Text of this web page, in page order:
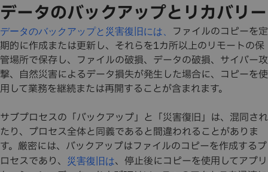
データのバックアップとリカバリー
データのバックアップと災害復旧には、 ファイルのコピーを定
期的に作成または更新し、それらを1カ所以上のリモートの保
管場所で保存し、ファイルの破損、データの破損、サイバー攻
撃、自然災害によるデータ損失が発生した場合に、コピーを使
用して業務を継続または再開することが含まれます。
サブプロセスの「バックアップ」と「災害復旧」は、混同され
たり、プロセス全体と同義であると間違われることがありま
す。厳密には、バックアップはファイルのコピーを作成するプ
ロセスであり、 災害復旧は、停止後にコピーを使用してアプリ